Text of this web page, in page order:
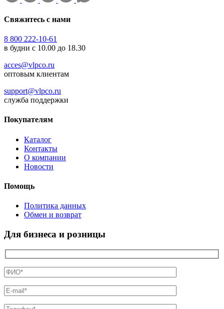
Свяжитесь с нами
8 800 222-10-61
в будни с 10.00 до 18.30
acces@vlpco.ru
оптовым клиентам
support@vlpco.ru
служба поддержки
Покупателям
Каталог
Контакты
О компании
Новости
Помощь
Политика данных
Обмен и возврат
Для бизнеса и розницы